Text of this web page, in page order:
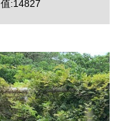
值:14827